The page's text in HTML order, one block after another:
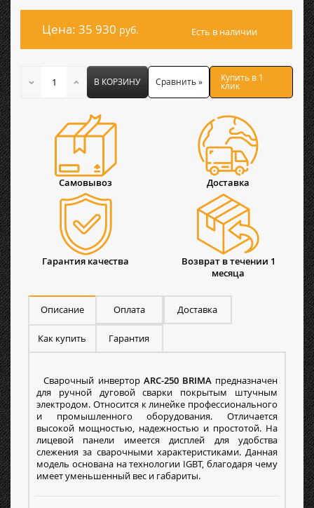
Цена: 35 930 руб. Есть в наличии
В КОРЗИНУ Сравнить » Купить в 1
клик
Самовывоз Доставка
Гарантия качества
Возврат в течении 1
месяца
Описание Оплата Доставка
Как купить Гарантия
Сварочный инвертор ARC-250 BRIMA предназначен
для ручной дуговой сварки покрытым штучным
электродом. Относится к линейке профессионального
и промышленного оборудования. Отличается
высокой мощностью, надежностью и простотой. На
лицевой панели имеется дисплей для удобства
слежения за сварочными характеристиками. Данная
модель основана на технологии IGBT, благодаря чему
имеет уменьшенный вес и габариты.